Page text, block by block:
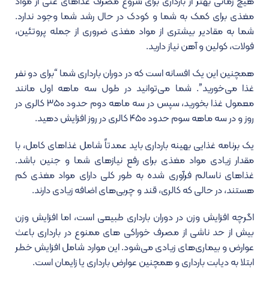
مغذی برای کمک به شما و کودک در حال رشد شما وجود ندارد.
شما به مقادیر بیشتری از مواد مغذی ضروری از جمله پروتئین،
فولات، کولین و آهن نیاز دارید.
همچنین این یک افسانه است که در دوران بارداری شما “برای دو نفر
غذا می‌خورید”. شما می‌توانید در طول سه ماهه اول مانند
معمول غذا بخورید، سپس در سه ماهه دوم حدود ۳۵۰ کالری در
روز و در سه ماهه سوم حدود ۴۵۰ کالری در روز افزایش دهید.
یک برنامه غذایی بهینه بارداری باید عمدتاً شامل غذاهای کامل، با
مقدار زیادی مواد مغذی برای رفع نیازهای شما و جنین باشد.
غذاهای ناسالم فرآوری شده به طور کلی دارای مواد مغذی کم
هستند، در حالی که کالری، قند و چربی‌های اضافه زیادی دارند.
اگرچه افزایش وزن در دوران بارداری طبیعی است، اما افزایش وزن
بیش از حد ناشی از مصرف خوراکی های ممنوع در بارداری باعث
عوارض و بیماری‌های زیادی می‌شود. این موارد شامل افزایش خطر
ابتلا به دیابت بارداری و همچنین عوارض بارداری یا زایمان است.